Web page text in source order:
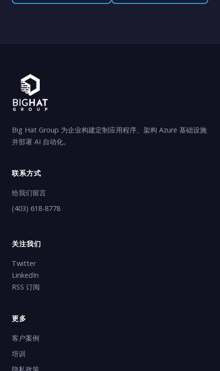
Big Hat Group 为企业构建定制应用程序、架构 Azure 基础设施
并部署 AI 自动化。
联系方式
给我们留言
(403) 618-8778
关注我们
Twitter
LinkedIn
RSS 订阅
更多
客户案例
培训